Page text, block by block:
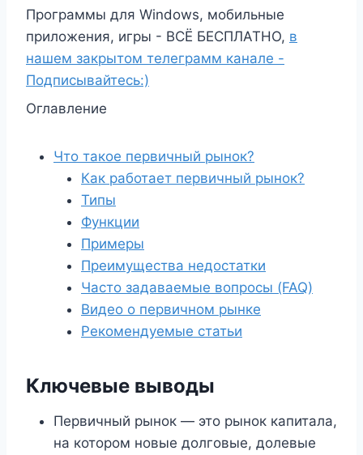
Программы для Windows, мобильные
приложения, игры - ВСЁ БЕСПЛАТНО, в
нашем закрытом телеграмм канале -
Подписывайтесь:)
Оглавление
Что такое первичный рынок?
Как работает первичный рынок?
Типы
Функции
Примеры
Преимущества недостатки
Часто задаваемые вопросы (FAQ)
Видео о первичном рынке
Рекомендуемые статьи
Ключевые выводы
Первичный рынок — это рынок капитала,
на котором новые долговые, долевые